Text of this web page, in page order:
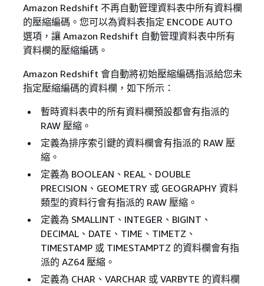
Amazon Redshift 不再自動管理資料表中所有資料欄
的壓縮編碼。您可以為資料表指定 ENCODE AUTO
選項，讓 Amazon Redshift 自動管理資料表中所有
資料欄的壓縮編碼。
Amazon Redshift 會自動將初始壓縮編碼指派給您未
指定壓縮編碼的資料欄，如下所示：
暫時資料表中的所有資料欄預設都會有指派的
RAW 壓縮。
定義為排序索引鍵的資料欄會有指派的 RAW 壓
縮。
定義為 BOOLEAN、REAL、DOUBLE
PRECISION、GEOMETRY 或 GEOGRAPHY 資料
類型的資料行會有指派的 RAW 壓縮。
定義為 SMALLINT、INTEGER、BIGINT、
DECIMAL、DATE、TIME、TIMETZ、
TIMESTAMP 或 TIMESTAMPTZ 的資料欄會有指
派的 AZ64 壓縮。
定義為 CHAR、VARCHAR 或 VARBYTE 的資料欄